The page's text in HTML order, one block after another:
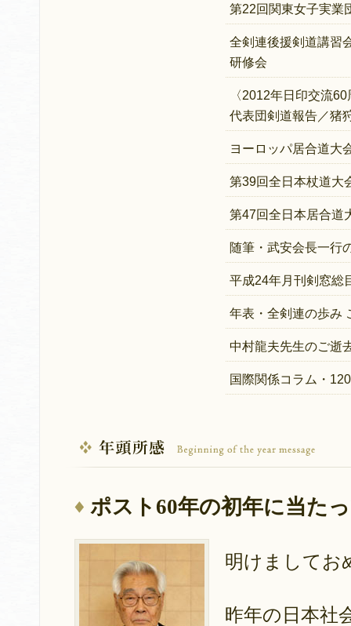
第22回関東女子実業
全剣連後援剣道講習
研修会
〈2012年日印交流
代表団剣道報告／猪
ヨーロッパ居合道大
第39回全日本杖道大
第47回全日本居合道
随筆・武安会長一行
平成24年月刊剣窓総
年表・全剣連の歩み
中村龍夫先生のご逝
国際関係コラム・
ポスト60年の初年に当た
明けましてお
昨年の日本社